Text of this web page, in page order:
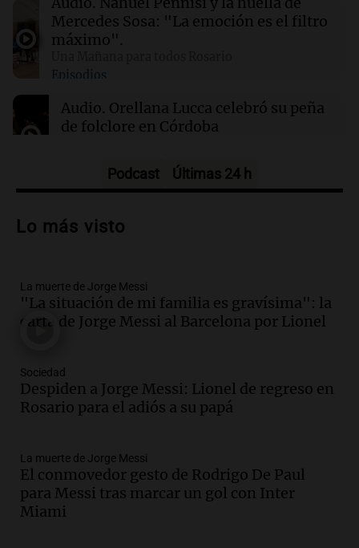
El Pentágono solicita a la industria de defensa
un aumento en la producción de armas
01:31 Ciencia
Reducir alimentos dulces no disminuye
antojos ni mejora la salud, según estudio
Mercedes Sosa: "La emoción es el filtro
máximo".
Episodios
Audio. Orellana Lucca celebró su peña
de folclore en Córdoba
Audio.Trágico accidente en Mendoza:
vehículos desde un puente
Audio.Tragedia en Mendoza: un muerto
y cinco heridos tras caer dos autos desde
un puente
Episodios
Audio.Messi llegará esta noche a
Rosario para acompañar a su familia
Episodios
Audio.Ley de Propiedad Privada: el revés
en el Congreso expuso una debilidad
comunicacional del Gobierno
Podcast Últimas 24 h
Lo más visto
La muerte de Jorge Messi
"La situación de mi familia es gravísima": la
carta de Jorge Messi al Barcelona por Lionel
Sociedad
Despiden a Jorge Messi: Lionel de regreso en
Rosario para el adiós a su papá
La muerte de Jorge Messi
El conmovedor gesto de Rodrigo De Paul
para Messi tras marcar un gol con Inter
Miami